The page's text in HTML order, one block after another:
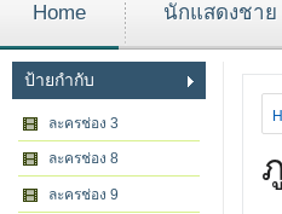
Home นักแสดงชาย
ป้ายกำกับ
ละครช่อง 3
ละครช่อง 8
ละครช่อง 9